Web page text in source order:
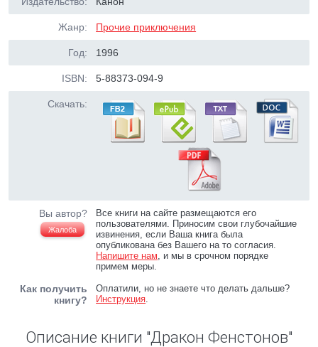
Жанр: Прочие приключения
Год: 1996
ISBN: 5-88373-094-9
Скачать:
Вы автор?
Жалоба
Все книги на сайте размещаются его
пользователями. Приносим свои глубочайшие
извинения, если Ваша книга была
опубликована без Вашего на то согласия.
Напишите нам, и мы в срочном порядке
примем меры.
Как получить
книгу?
Оплатили, но не знаете что делать дальше?
Инструкция.
Описание книги "Дракон Фенстонов"